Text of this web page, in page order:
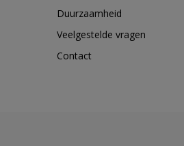
Duurzaamheid
Veelgestelde vragen
Contact